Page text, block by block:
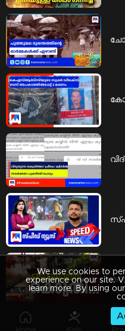
Home Kids
We use cookies to
experience on our site.
learn more. By using